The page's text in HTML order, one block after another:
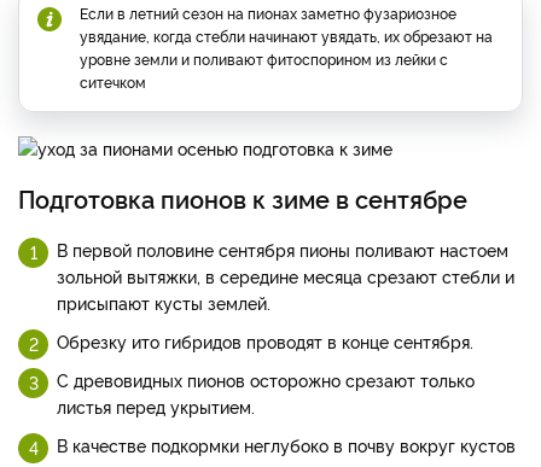
Если в летний сезон на пионах заметно фузариозное
увядание, когда стебли начинают увядать, их обрезают на
уровне земли и поливают фитоспорином из лейки с
ситечком
Подготовка пионов к зиме в сентябре
В первой половине сентября пионы поливают настоем
зольной вытяжки, в середине месяца срезают стебли и
присыпают кусты землей.
Обрезку ито гибридов проводят в конце сентября.
С древовидных пионов осторожно срезают только
листья перед укрытием.
В качестве подкормки неглубоко в почву вокруг кустов